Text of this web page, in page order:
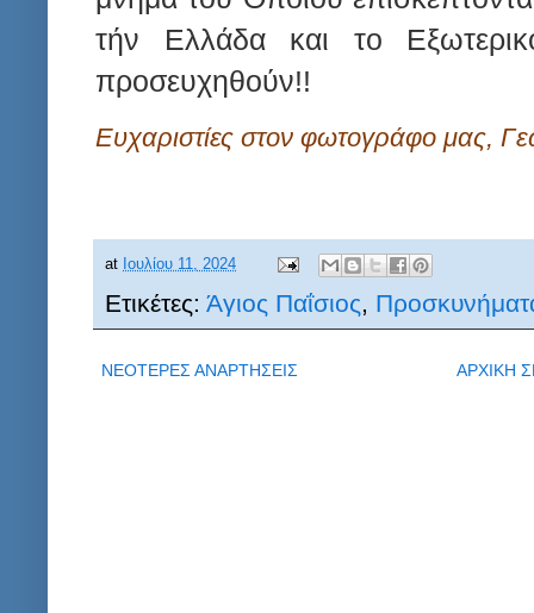
τήν Ελλάδα και το
προσευχηθούν!!
Ευχαριστίες στον φωτογράφο μας,
at Ιουλίου 11, 2024
Ετικέτες: Άγιος Παΐσιος,
ΝΕΟΤΕΡΕΣ ΑΝΑΡΤΗΣΕΙΣ ΑΡΧΙΚΗ